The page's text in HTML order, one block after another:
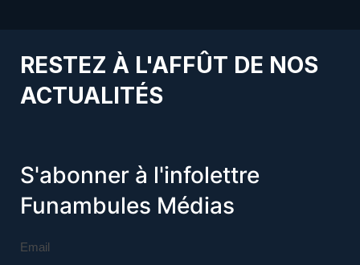
RESTEZ À L'AFFÛT DE NOS
ACTUALITÉS
S'abonner à l'infolettre
Funambules Médias
Email